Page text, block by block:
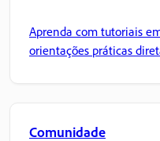
Aprenda com tutoriais
orientações práticas
Comunidade